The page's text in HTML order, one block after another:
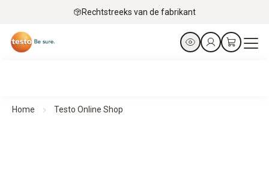
Rechtstreeks van de fabrikant
Home Testo Online Shop